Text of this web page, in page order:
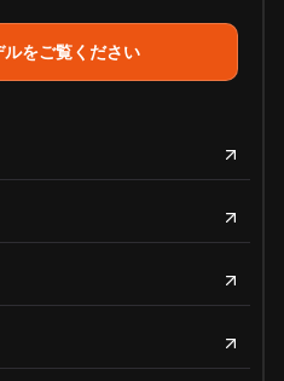
をご覧ください